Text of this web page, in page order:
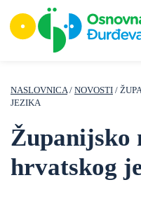
NASLOVNICA/ NOVOSTI /
JEZIKA
Županijsko
hrvatskog